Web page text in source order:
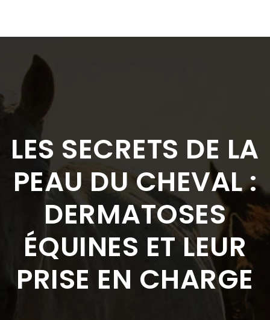
LES SECRETS DE LA
PEAU DU CHEVAL :
DERMATOSES
ÉQUINES ET LEUR
PRISE EN CHARGE